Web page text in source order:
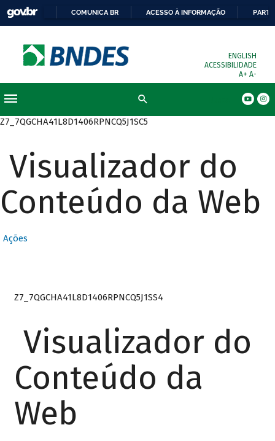
COMUNICA BR ACESSO À INFORMAÇÃO
ENGLISH
ACESSIBILIDADE
A+ A-
Z7_7QGCHA41L8D1406RPNCQ5J1SC5
Visualizador do
Conteúdo da Web
Ações
Z7_7QGCHA41L8D1406RPNCQ5J1SS4
Visualizador do
Conteúdo da
Web